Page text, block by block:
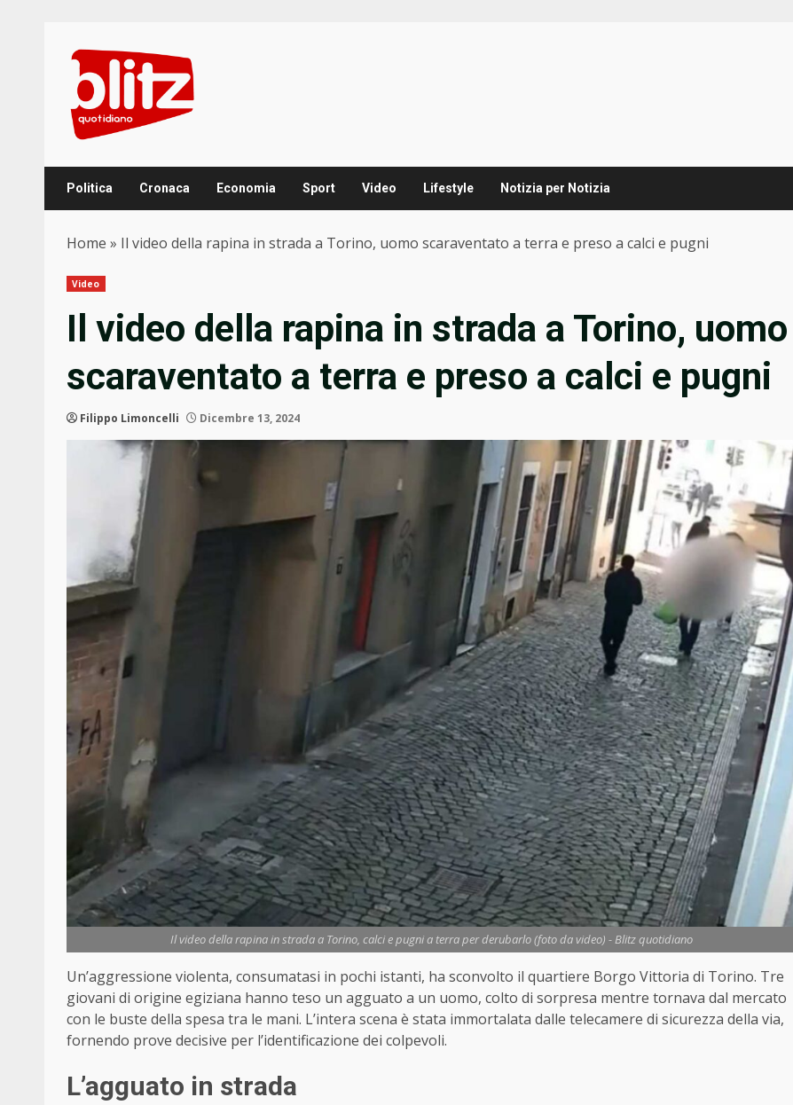
content
Politica Cronaca Economia Sport Video Lifestyle Notizia per Notizia
Home » Il video della rapina in strada a Torino, uomo scaraventato a terra e preso a calci e pugni
Video
Il video della rapina in strada a Torino, uomo
scaraventato a terra e preso a calci e pugni
Filippo Limoncelli Dicembre 13, 2024
Il video della rapina in strada a Torino, calci e pugni a terra per derubarlo (foto da video) - Blitz quotidiano
Un’aggressione violenta, consumatasi in pochi istanti, ha sconvolto il quartiere Borgo Vittoria di Torino. Tre
giovani di origine egiziana hanno teso un agguato a un uomo, colto di sorpresa mentre tornava dal mercato
con le buste della spesa tra le mani. L’intera scena è stata immortalata dalle telecamere di sicurezza della via,
fornendo prove decisive per l’identificazione dei colpevoli.
L’agguato in strada